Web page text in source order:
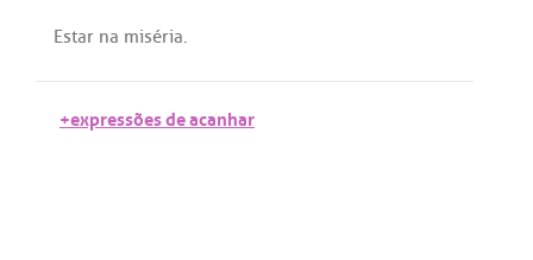
Estar na miséria.
+expressões de acanhar